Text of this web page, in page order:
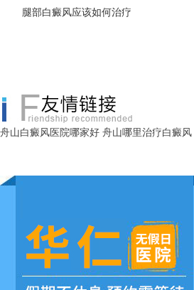
腿部白癜风应该如何治疗
舟山白癜风医院哪家好 舟山哪里治疗白癜风